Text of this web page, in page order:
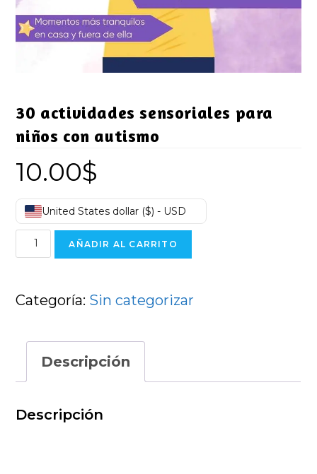
30 actividades sensoriales para
niños con autismo
10.00$
United States dollar ($) - USD
actividades
niños
autismo
cantidad
AÑADIR AL CARRITO
Categoría: Sin categorizar
Descripción
Descripción